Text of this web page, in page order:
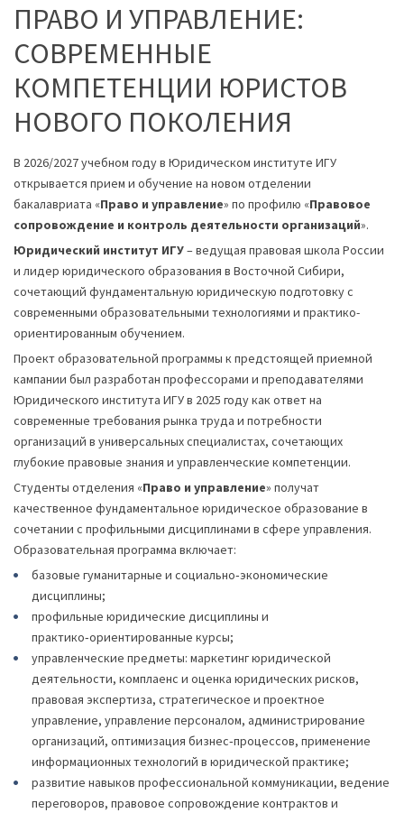
ПРАВО И УПРАВЛЕНИЕ:
СОВРЕМЕННЫЕ
КОМПЕТЕНЦИИ ЮРИСТОВ
НОВОГО ПОКОЛЕНИЯ
В 2026/2027 учебном году в Юридическом институте ИГУ
открывается прием и обучение на новом отделении
бакалавриата «Право и управление» по профилю «Правовое
сопровождение и контроль деятельности организаций».
Юридический институт ИГУ– ведущая правовая школа России
и лидер юридического образования в Восточной Сибири,
сочетающий фундаментальную юридическую подготовку с
современными образовательными технологиями и практико-
ориентированным обучением.
Проект образовательной программы к предстоящей приемной
кампании был разработан профессорами и преподавателями
Юридического института ИГУ в 2025 году как ответ на
современные требования рынка труда и потребности
организаций в универсальных специалистах, сочетающих
глубокие правовые знания и управленческие компетенции.
Студенты отделения «Право и управление» получат
качественное фундаментальное юридическое образование в
сочетании с профильными дисциплинами в сфере управления.
Образовательная программа включает:
базовые гуманитарные и социально‑экономические
дисциплины;
профильные юридические дисциплины и
практико‑ориентированные курсы;
управленческие предметы: маркетинг юридической
деятельности, комплаенс и оценка юридических рисков,
правовая экспертиза, стратегическое и проектное
управление, управление персоналом, администрирование
организаций, оптимизация бизнес‑процессов, применение
информационных технологий в юридической практике;
развитие навыков профессиональной коммуникации, ведение
переговоров, правовое сопровождение контрактов и